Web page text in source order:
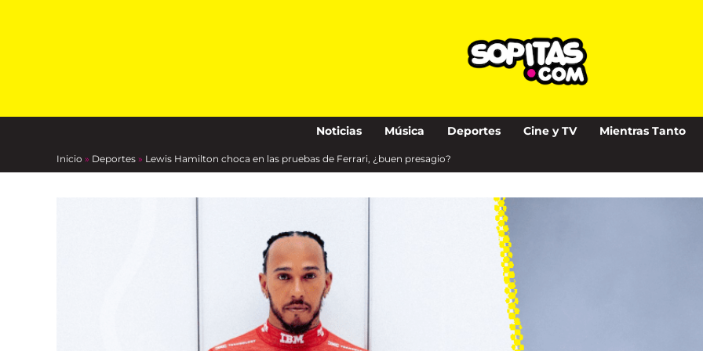
Noticias Música Deportes Cine y TV Mientras Tanto
Inicio » Deportes » Lewis Hamilton choca en las pruebas de Ferrari, ¿buen presagio?